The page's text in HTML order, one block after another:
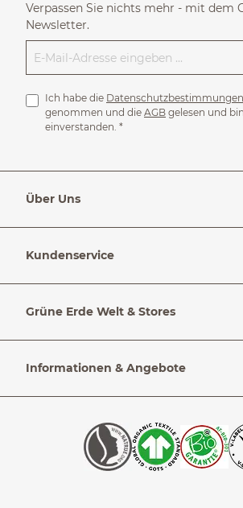
Verpassen Sie nichts mehr - mit dem
Newsletter.
Ich habe die Datenschutzbestimmungen
genommen und die AGB gelesen und
einverstanden. *
Über Uns
Kundenservice
Grüne Erde Welt & Stores
Informationen & Angebote